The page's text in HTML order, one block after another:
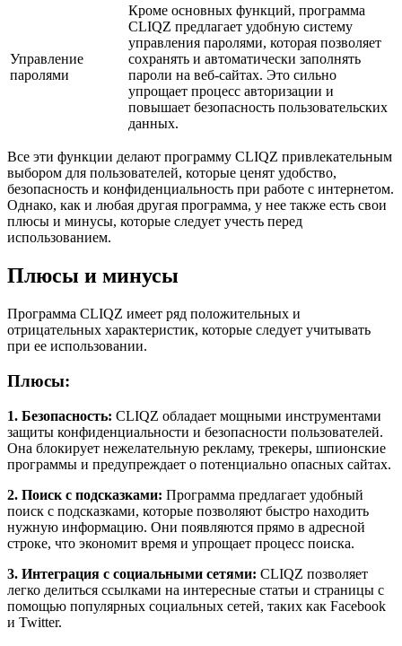
Управление
паролями
Кроме основных функций, программа
CLIQZ предлагает удобную систему
управления паролями, которая позволяет
сохранять и автоматически заполнять
пароли на веб-сайтах. Это сильно
упрощает процесс авторизации и
повышает безопасность пользовательских
данных.
Все эти функции делают программу CLIQZ привлекательным
выбором для пользователей, которые ценят удобство,
безопасность и конфиденциальность при работе с интернетом.
Однако, как и любая другая программа, у нее также есть свои
плюсы и минусы, которые следует учесть перед
использованием.
Плюсы и минусы
Программа CLIQZ имеет ряд положительных и
отрицательных характеристик, которые следует учитывать
при ее использовании.
Плюсы:
1. Безопасность: CLIQZ обладает мощными инструментами
защиты конфиденциальности и безопасности пользователей.
Она блокирует нежелательную рекламу, трекеры, шпионские
программы и предупреждает о потенциально опасных сайтах.
2. Поиск с подсказками: Программа предлагает удобный
поиск с подсказками, которые позволяют быстро находить
нужную информацию. Они появляются прямо в адресной
строке, что экономит время и упрощает процесс поиска.
3. Интеграция с социальными сетями: CLIQZ позволяет
легко делиться ссылками на интересные статьи и страницы с
помощью популярных социальных сетей, таких как Facebook
и Twitter.